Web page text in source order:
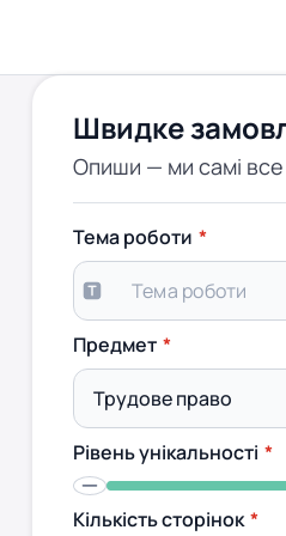
Швидке
Опиши — ми самі
Тема роботи
Предмет
Рівень унікальності
Кількість сторінок